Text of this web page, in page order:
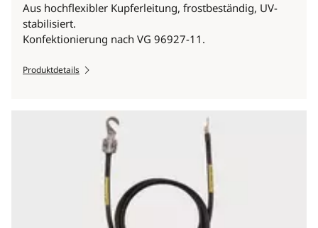
Aus hochflexibler Kupferleitung, frostbeständig, UV-
stabilisiert.
Konfektionierung nach VG 96927-11.
Produktdetails